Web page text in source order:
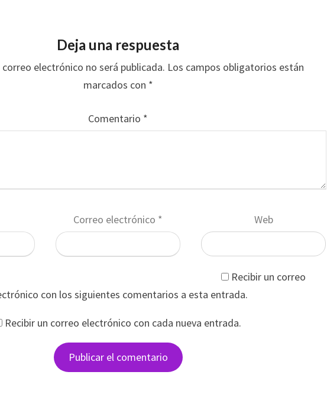
Deja una respuesta
electrónico no será publicada. Los campos obligatorios están
marcados con *
Comentario *
Correo electrónico * Web
Recibir un correo
con los siguientes comentarios a esta entrada.
Recibir un correo electrónico con cada nueva entrada.